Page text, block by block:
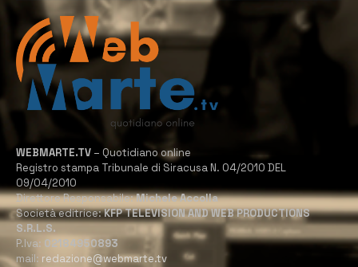
WEBMARTE.TV – Quotidiano online
Registro stampa Tribunale di Siracusa N. 04/2010 DEL
09/04/2010
Direttore Responsabile:Michele Accolla
Società editrice:KFP TELEVISION AND WEB PRODUCTIONS
S.R.L.S.
P.Iva: 02184950893
mail: redazione@webmarte.tv